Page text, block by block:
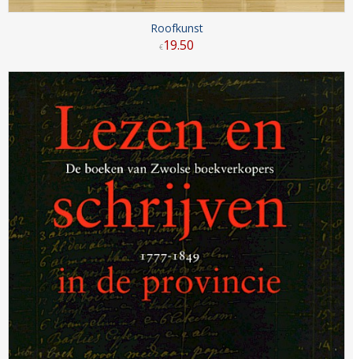
Roofkunst
€19.50